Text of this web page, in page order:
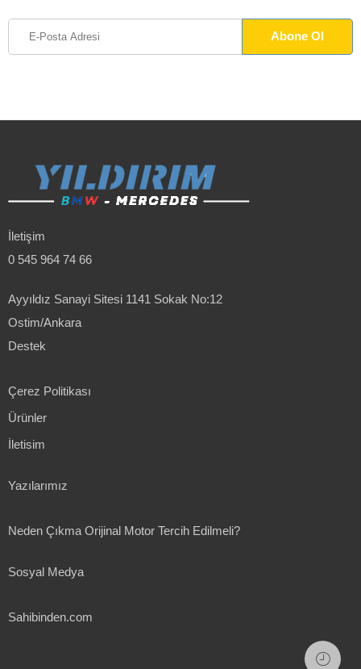
İletişim
0 545 964 74 66
Ayyıldız Sanayi Sitesi 1141 Sokak No:12
Ostim/Ankara
Destek
Çerez Politikası
Ürünler
İletisim
Yazılarımız
Neden Çıkma Orijinal Motor Tercih Edilmeli?
Sosyal Medya
Sahibinden.com